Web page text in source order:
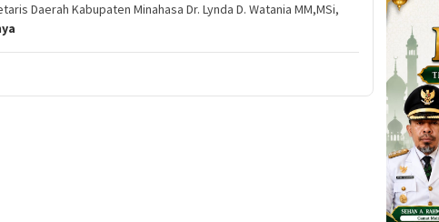
Daerah Kabupaten Minahasa Dr. Lynda D. Watania MM,MSi,